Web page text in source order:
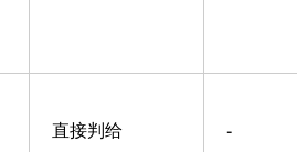
直接判给 -